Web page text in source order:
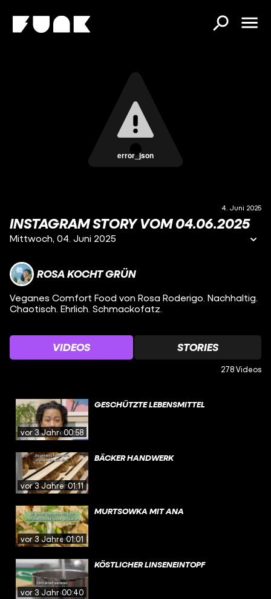
error_json
4. Juni 2025
INSTAGRAM STORY VOM 04.06.2025
Mittwoch, 04. Juni 2025
ROSA KOCHT GRÜN
Veganes Comfort Food von Rosa Roderigo. Nachhaltig.
Chaotisch. Ehrlich. Schmackofatz.
VIDEOS STORIES
278 Videos
vor 3 Jahren00:58
GESCHÜTZTE LEBENSMITTEL
vor 3 Jahren01:11
BÄCKER HANDWERK
vor 3 Jahren01:01
MURTSOWKA MIT ANA
vor 3 Jahren00:40
KÖSTLICHER LINSENEINTOPF